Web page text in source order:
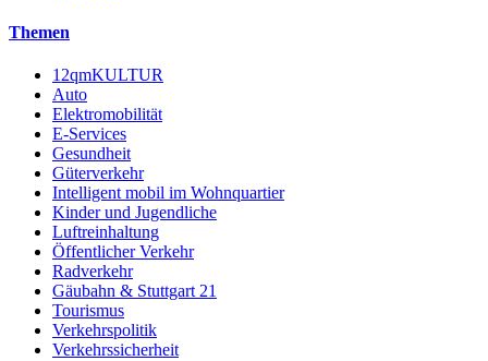
Themen
12qmKULTUR
Auto
Elektromobilität
E-Services
Gesundheit
Güterverkehr
Intelligent mobil im Wohnquartier
Kinder und Jugendliche
Luftreinhaltung
Öffentlicher Verkehr
Radverkehr
Gäubahn & Stuttgart 21
Tourismus
Verkehrspolitik
Verkehrssicherheit